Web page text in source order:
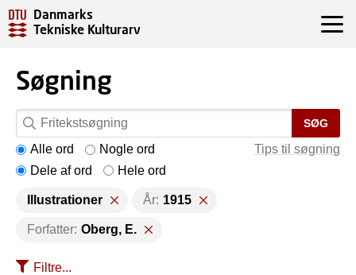
Danmarks
Tekniske Kulturarv
Søgning
SØG
Tips til søgning
Alle ord
Nogle ord
Dele af ord
Hele ord
Illustrationer År: 1915
Forfatter: Oberg, E.
Filtre...